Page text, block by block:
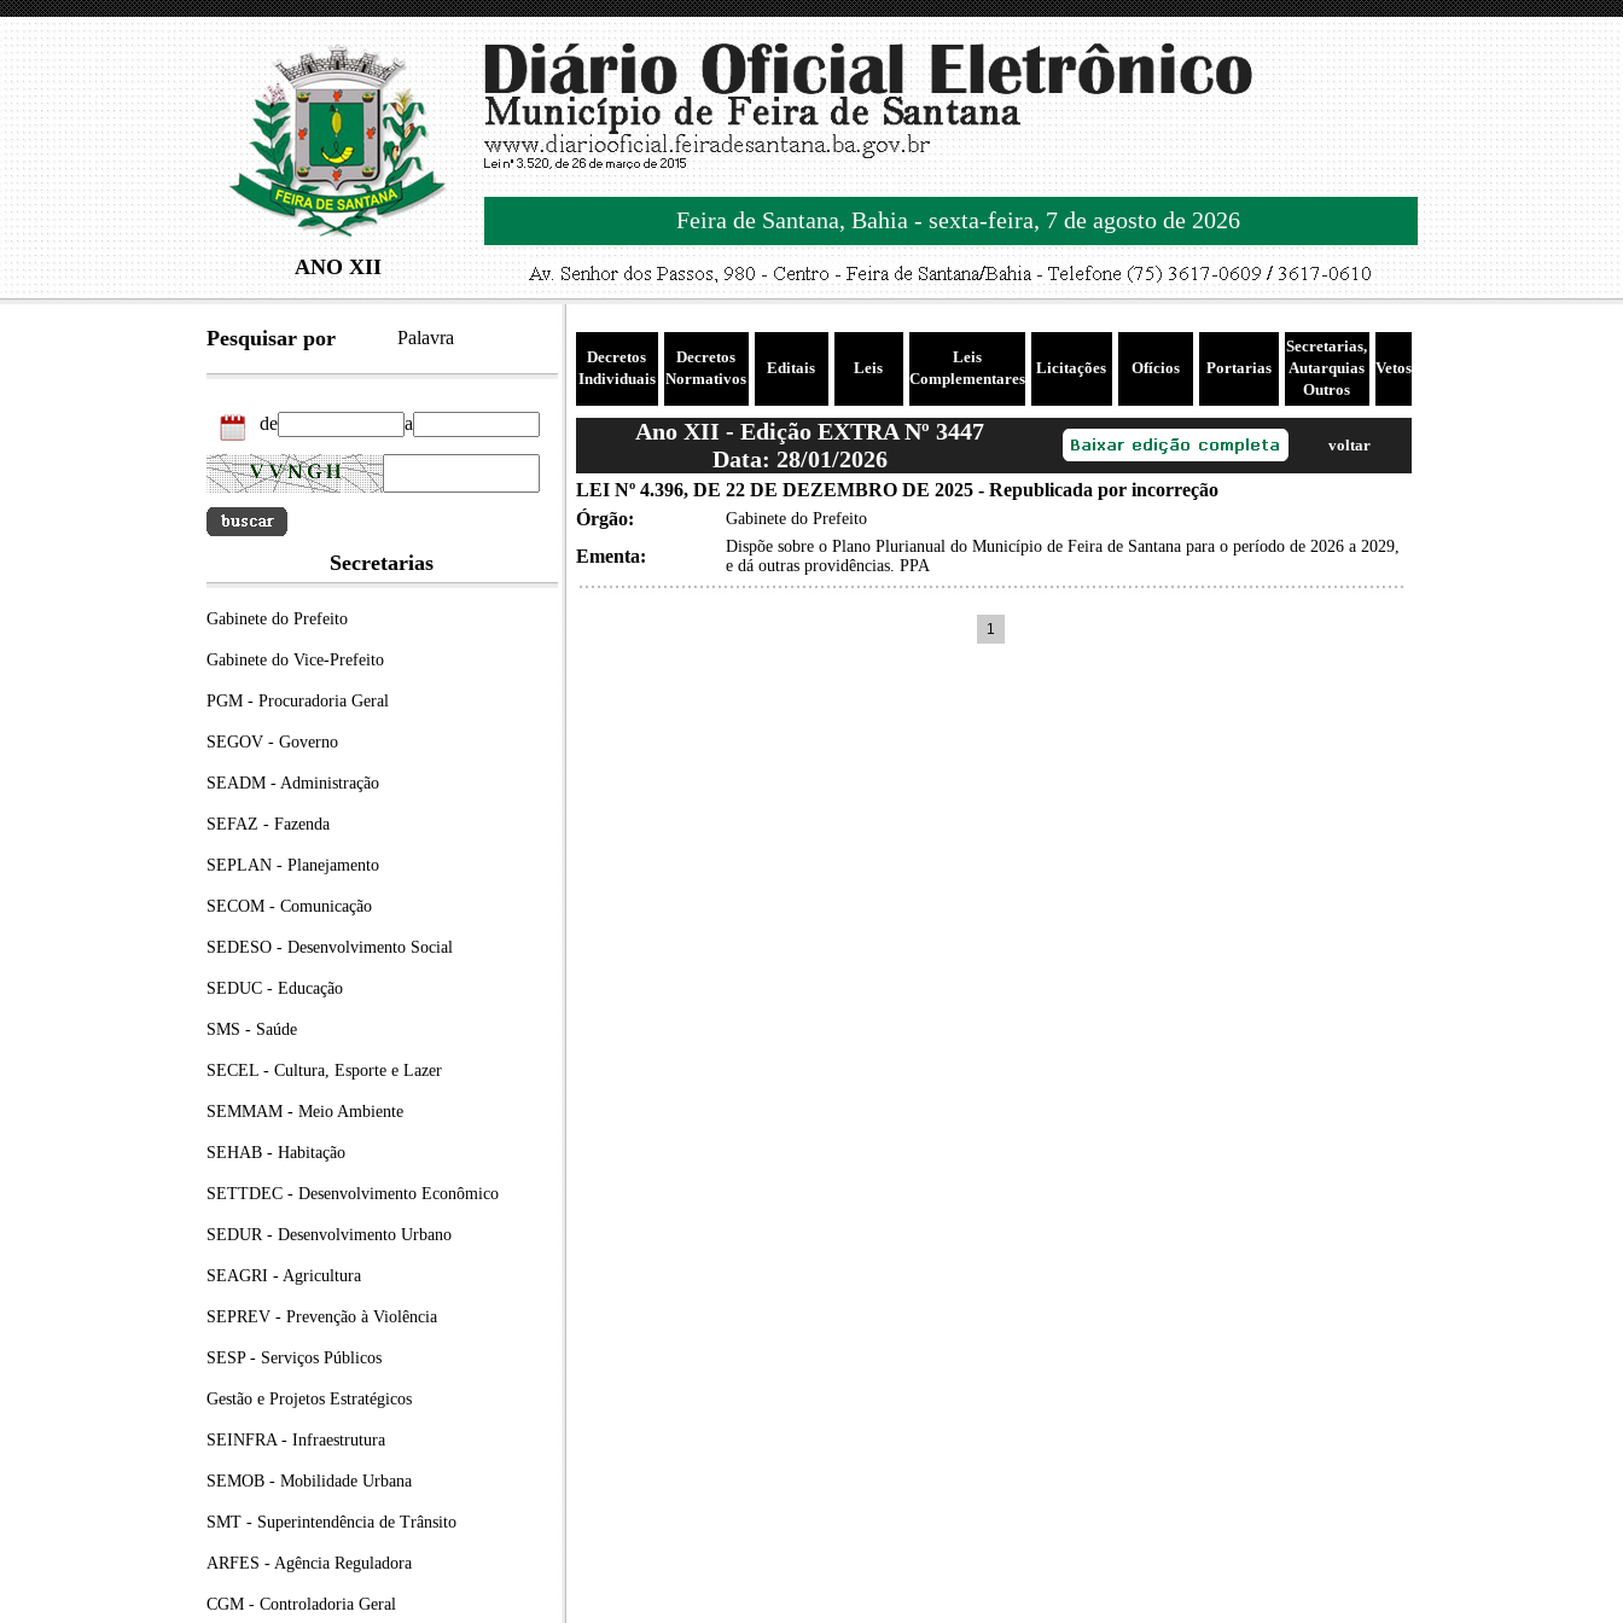
ANO XII
Feira de Santana, Bahia - sexta-feira, 7 de agosto de 2026
Pesquisar por Palavra
de a
Secretarias
Gabinete do Prefeito
Gabinete do Vice-Prefeito
PGM - Procuradoria Geral
SEGOV - Governo
SEADM - Administração
SEFAZ - Fazenda
SEPLAN - Planejamento
SECOM - Comunicação
SEDESO - Desenvolvimento Social
SEDUC - Educação
SMS - Saúde
SECEL - Cultura, Esporte e Lazer
SEMMAM - Meio Ambiente
SEHAB - Habitação
SETTDEC - Desenvolvimento Econômico
SEDUR - Desenvolvimento Urbano
SEAGRI - Agricultura
SEPREV - Prevenção à Violência
SESP - Serviços Públicos
Gestão e Projetos Estratégicos
SEINFRA - Infraestrutura
SEMOB - Mobilidade Urbana
SMT - Superintendência de Trânsito
ARFES - Agência Reguladora
CGM - Controladoria Geral
Decretos
Individuais
Decretos
Normativos
Editais Leis
Leis
Complementares
Licitações Ofícios Portarias
Secretarias,
Autarquias
Outros
Vetos
Ano XII - Edição EXTRA Nº 3447
Data: 28/01/2026
voltar
LEI Nº 4.396, DE 22 DE DEZEMBRO DE 2025 - Republicada por incorreção
Órgão:
Gabinete do Prefeito
Ementa:
Dispõe sobre o Plano Plurianual do Município de Feira de Santana para o período de 2026 a 2029,
e dá outras providências. PPA
1